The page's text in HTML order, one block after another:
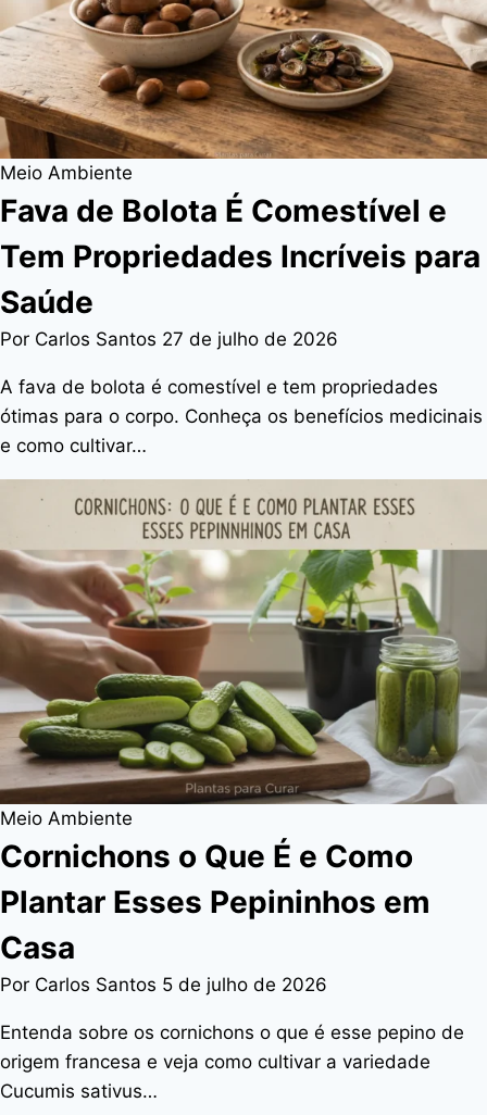
Meio Ambiente
Fava de Bolota É Comestível e
Tem Propriedades Incríveis para
Saúde
Por Carlos Santos 27 de julho de 2026
A fava de bolota é comestível e tem propriedades
ótimas para o corpo. Conheça os benefícios medicinais
e como cultivar…
Meio Ambiente
Cornichons o Que É e Como
Plantar Esses Pepininhos em
Casa
Por Carlos Santos 5 de julho de 2026
Entenda sobre os cornichons o que é esse pepino de
origem francesa e veja como cultivar a variedade
Cucumis sativus…